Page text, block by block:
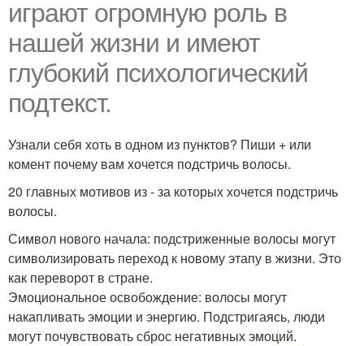
играют огромную роль в
нашей жизни и имеют
глубокий психологический
подтекст.
Узнали себя хоть в одном из пунктов? Пиши + или
комент почему вам хочется подстричь волосы.
20 главных мотивов из - за которых хочется подстричь
волосы.
Символ нового начала: подстриженные волосы могут
символизировать переход к новому этапу в жизни. Это
как переворот в стране.
Эмоциональное освобождение: волосы могут
накапливать эмоции и энергию. Подстригаясь, люди
могут почувствовать сброс негативных эмоций.